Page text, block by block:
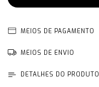
MEIOS DE PAGAMENTO
MEIOS DE ENVIO
DETALHES DO PRODUTO